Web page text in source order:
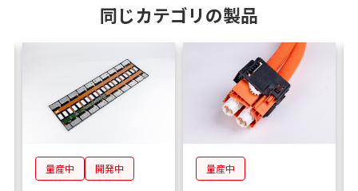
同じカテゴリの製品
量産中 開発中 量産中